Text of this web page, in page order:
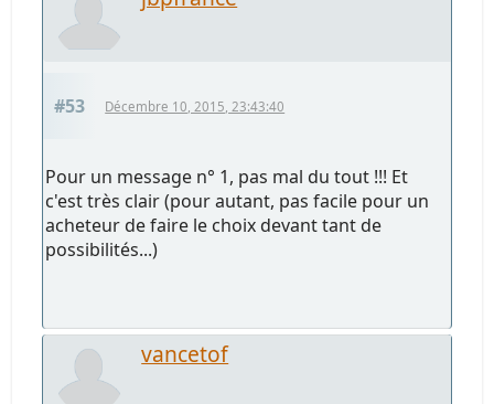
#53 Décembre 10, 2015, 23:43:40
Pour un message n° 1, pas mal du tout !!! Et
c'est très clair (pour autant, pas facile pour un
acheteur de faire le choix devant tant de
possibilités...)
vancetof